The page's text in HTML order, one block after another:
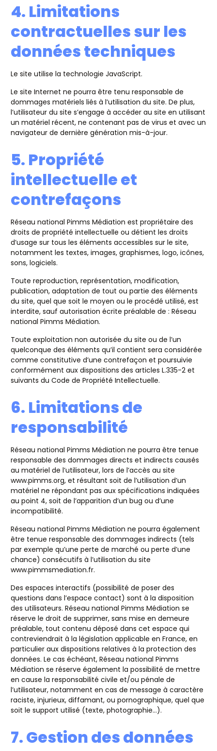
4. Limitations
contractuelles sur les
données techniques
Le site utilise la technologie JavaScript.
Le site Internet ne pourra être tenu responsable de
dommages matériels liés à l’utilisation du site. De plus,
l’utilisateur du site s’engage à accéder au site en utilisant
un matériel récent, ne contenant pas de virus et avec un
navigateur de dernière génération mis-à-jour.
5. Propriété
intellectuelle et
contrefaçons
Réseau national Pimms Médiation est propriétaire des
droits de propriété intellectuelle ou détient les droits
d’usage sur tous les éléments accessibles sur le site,
notamment les textes, images, graphismes, logo, icônes,
sons, logiciels.
Toute reproduction, représentation, modification,
publication, adaptation de tout ou partie des éléments
du site, quel que soit le moyen ou le procédé utilisé, est
interdite, sauf autorisation écrite préalable de : Réseau
national Pimms Médiation.
Toute exploitation non autorisée du site ou de l’un
quelconque des éléments qu’il contient sera considérée
comme constitutive d’une contrefaçon et poursuivie
conformément aux dispositions des articles L.335-2 et
suivants du Code de Propriété Intellectuelle.
6. Limitations de
responsabilité
Réseau national Pimms Médiation ne pourra être tenue
responsable des dommages directs et indirects causés
au matériel de l’utilisateur, lors de l’accès au site
www.pimms.org, et résultant soit de l’utilisation d’un
matériel ne répondant pas aux spécifications indiquées
au point 4, soit de l’apparition d’un bug ou d’une
incompatibilité.
Réseau national Pimms Médiation ne pourra également
être tenue responsable des dommages indirects (tels
par exemple qu’une perte de marché ou perte d’une
chance) consécutifs à l’utilisation du site
www.pimmsmediation.fr.
Des espaces interactifs (possibilité de poser des
questions dans l’espace contact) sont à la disposition
des utilisateurs. Réseau national Pimms Médiation se
réserve le droit de supprimer, sans mise en demeure
préalable, tout contenu déposé dans cet espace qui
contreviendrait à la législation applicable en France, en
particulier aux dispositions relatives à la protection des
données. Le cas échéant, Réseau national Pimms
Médiation se réserve également la possibilité de mettre
en cause la responsabilité civile et/ou pénale de
l’utilisateur, notamment en cas de message à caractère
raciste, injurieux, diffamant, ou pornographique, quel que
soit le support utilisé (texte, photographie…).
7. Gestion des données